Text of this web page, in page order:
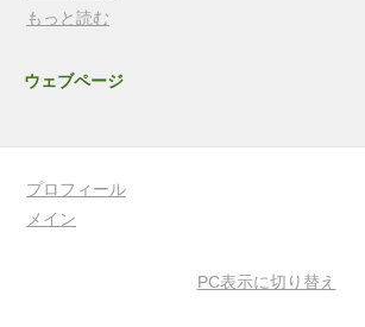
もっと読む
ウェブページ
プロフィール
メイン
PC表示に切り替え